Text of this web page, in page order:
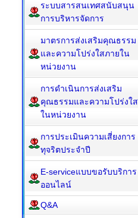
ระบบสารสนเทศสนับสนุน
การบริหารจัดการ
มาตรการส่งเสริมคุณธรรม
และความโปร่งใสภายใน
หน่วยงาน
การดำเนินการส่งเสริม
คุณธรรมและความโปร่งใส
ในหน่วยงาน
การประเมินความเสี่ยงการ
ทุจริตประจำปี
E-serviceแบบขอรับบริการ
ออนไลน์
Q&A